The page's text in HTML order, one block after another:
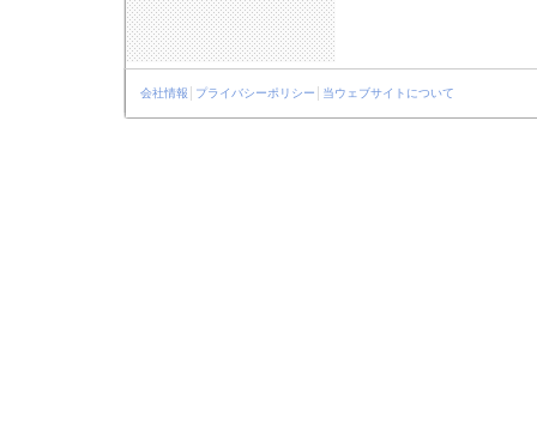
会社情報 プライバシーポリシー 当ウェブサイトについて